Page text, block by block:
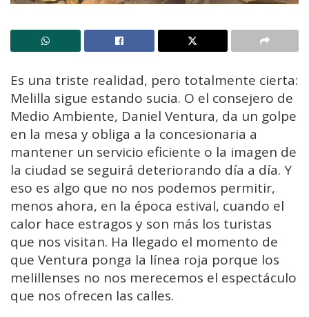
Es una triste realidad, pero totalmente cierta:
Melilla sigue estando sucia. O el consejero de
Medio Ambiente, Daniel Ventura, da un golpe
en la mesa y obliga a la concesionaria a
mantener un servicio eficiente o la imagen de
la ciudad se seguirá deteriorando día a día. Y
eso es algo que no nos podemos permitir,
menos ahora, en la época estival, cuando el
calor hace estragos y son más los turistas
que nos visitan. Ha llegado el momento de
que Ventura ponga la línea roja porque los
melillenses no nos merecemos el espectáculo
que nos ofrecen las calles.